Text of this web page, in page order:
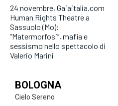
24 novembre, Gaiaitalia.com
Human Rights Theatre a
Sassuolo (Mo):
“Matermorfosi”, mafia e
sessismo nello spettacolo di
Valerio Marini
BOLOGNA
Cielo Sereno